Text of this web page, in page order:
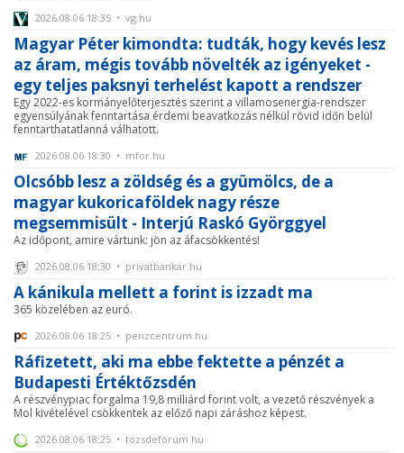
2026.08.06 18:35 • vg.hu
Magyar Péter kimondta: tudták, hogy kevés lesz
az áram, mégis tovább növelték az igényeket -
egy teljes paksnyi terhelést kapott a rendszer
Egy 2022-es kormányelőterjesztés szerint a villamosenergia-rendszer
egyensúlyának fenntartása érdemi beavatkozás nélkül rövid időn belül
fenntarthatatlanná válhatott.
2026.08.06 18:30 • mfor.hu
Olcsóbb lesz a zöldség és a gyümölcs, de a
magyar kukoricaföldek nagy része
megsemmisült - Interjú Raskó Györggyel
Az időpont, amire vártunk: jön az áfacsökkentés!
2026.08.06 18:30 • privatbankar.hu
A kánikula mellett a forint is izzadt ma
365 közelében az euró.
2026.08.06 18:25 • penzcentrum.hu
Ráfizetett, aki ma ebbe fektette a pénzét a
Budapesti Értéktőzsdén
A részvénypiac forgalma 19,8 milliárd forint volt, a vezető részvények a
Mol kivételével csökkentek az előző napi záráshoz képest.
2026.08.06 18:25 • tozsdeforum.hu